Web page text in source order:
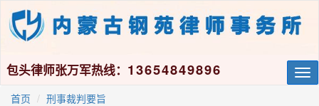
包头律师张万军热线： 13654849896
首页 刑事裁判要旨